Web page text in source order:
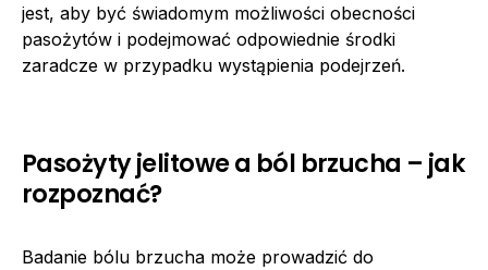
jest, aby być świadomym możliwości obecności
pasożytów i podejmować odpowiednie środki
zaradcze w przypadku wystąpienia podejrzeń.
Pasożyty jelitowe a ból brzucha – jak
rozpoznać?
Badanie bólu brzucha może prowadzić do